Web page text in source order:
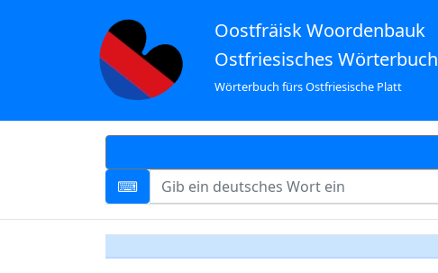
Oostfräisk Woordenbauk
Ostfriesisches Wörterbuch
Wörterbuch fürs Ostfriesische Platt